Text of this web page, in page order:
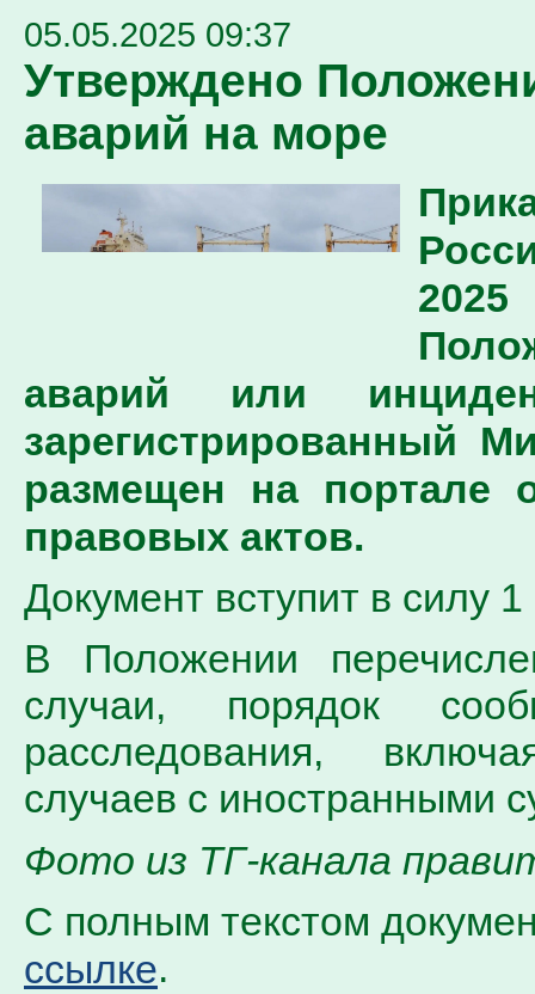
05.05.2025 09:37
Утверждено
аварий на море
аварий или
зарегистрированный
размещен на портале
правовых актов.
Документ вступит в силу
В Положении
случаи, порядок
расследования,
случаев с иностранными
Фото из TГ-канала
С полным текстом
ссылке.